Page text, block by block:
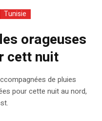
Tunisie
orageuses
cett nuit
de pluies
pour cette nuit au nord,